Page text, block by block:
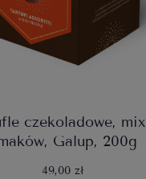
czekoladowe, mix
Galup, 200g
49,00 zł